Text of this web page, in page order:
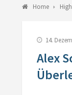
Home
14.
Alex